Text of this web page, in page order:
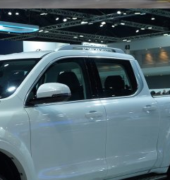
งไทยสู่ตลาด ในงาน Motor
แบรนด์ Haval, Ora และ TANK ที่ทำ
ม่แพ้กัน Motor Show 2024 ครั้งนี้
างเป็นทางการ พร้อมขนขบวนยานยนต์
Movement” พร้อมชูไฮไลต์อย่าง
ร้อมจุดเด่นฝาท้ายอัจฉริยะที่เปิด-ปิด ได้
อขนาด 18 นิ้ว เบาะที่นั่งมาพร้อมระบบ